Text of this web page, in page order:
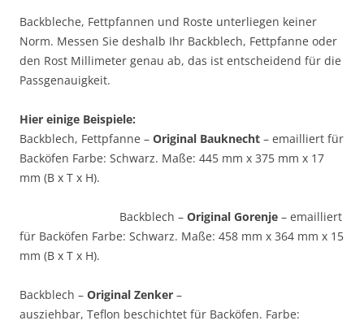
Backbleche, Fettpfannen und Roste unterliegen keiner
Norm. Messen Sie deshalb Ihr Backblech, Fettpfanne oder
den Rost Millimeter genau ab, das ist entscheidend für die
Passgenauigkeit.
Hier einige Beispiele:
Backblech, Fettpfanne – Original Bauknecht – emailliert für
Backöfen Farbe: Schwarz. Maße: 445 mm x 375 mm x 17
mm (B x T x H).
Backblech – Original Gorenje – emailliert
für Backöfen Farbe: Schwarz. Maße: 458 mm x 364 mm x 15
mm (B x T x H).
Backblech – Original Zenker –
ausziehbar, Teflon beschichtet für Backöfen. Farbe: